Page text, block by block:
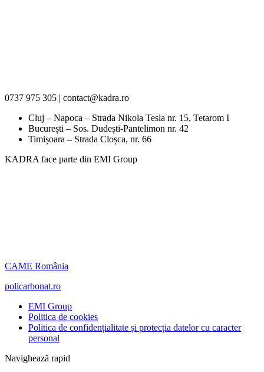
0737 975 305 | contact@kadra.ro
Cluj – Napoca – Strada Nikola Tesla nr. 15, Tetarom I
București – Sos. Dudești-Pantelimon nr. 42
Timișoara – Strada Cloșca, nr. 66
KADRA face parte din EMI Group
CAME România
policarbonat.ro
EMI Group
Politica de cookies
Politica de confidențialitate și protecția datelor cu caracter
personal
Navighează rapid